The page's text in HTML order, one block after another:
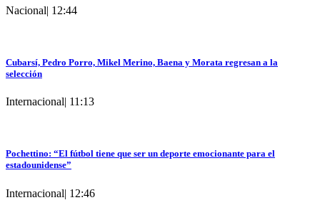
Nacional| 12:44
Cubarsí, Pedro Porro, Mikel Merino, Baena y Morata regresan a la
selección
Internacional| 11:13
Pochettino: “El fútbol tiene que ser un deporte emocionante para el
estadounidense”
Internacional| 12:46